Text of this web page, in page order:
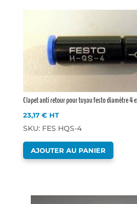
Clapet anti retour pour tuyau festo diamètre 4
23,17€ HT
SKU: FES HQS-4
AJOUTER AU PANIER